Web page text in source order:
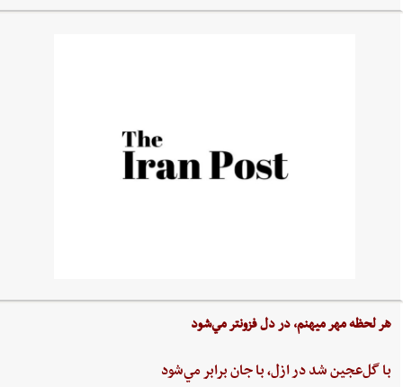
هر لحظه‌ مهر ميهنم،‌ در دل‌ فزونتر مي‌شود
با گل‌عجين‌ شد در ازل،‌ با جان‌ برابر مي‌شود